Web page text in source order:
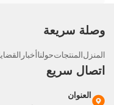
سريعة
المنتجاتحولناأخبارالقضايااتصل
سريع
العنوان